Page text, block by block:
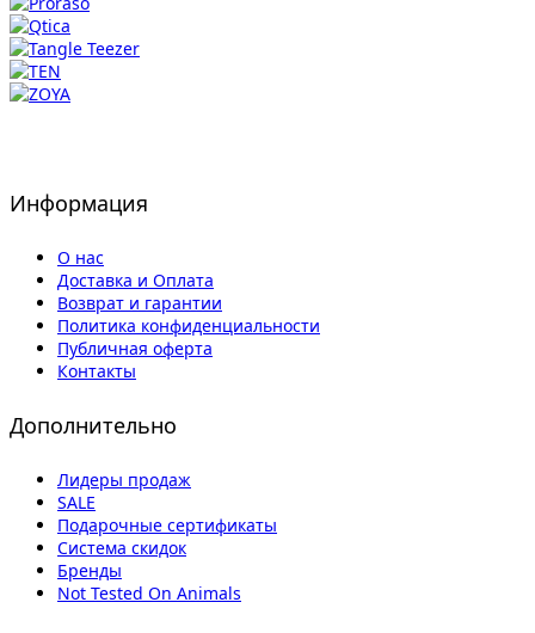
Информация
О нас
Доставка и Оплата
Возврат и гарантии
Политика конфиденциальности
Публичная оферта
Контакты
Дополнительно
Лидеры продаж
SALE
Подарочные сертификаты
Система скидок
Бренды
Not Tested On Animals